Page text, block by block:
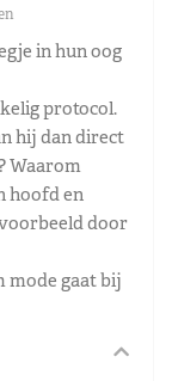
in hun oog
protocol.
hij dan direct
Waarom
hoofd en
door
mode gaat bij